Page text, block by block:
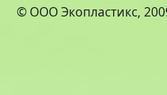
© ООО Экопластикс,